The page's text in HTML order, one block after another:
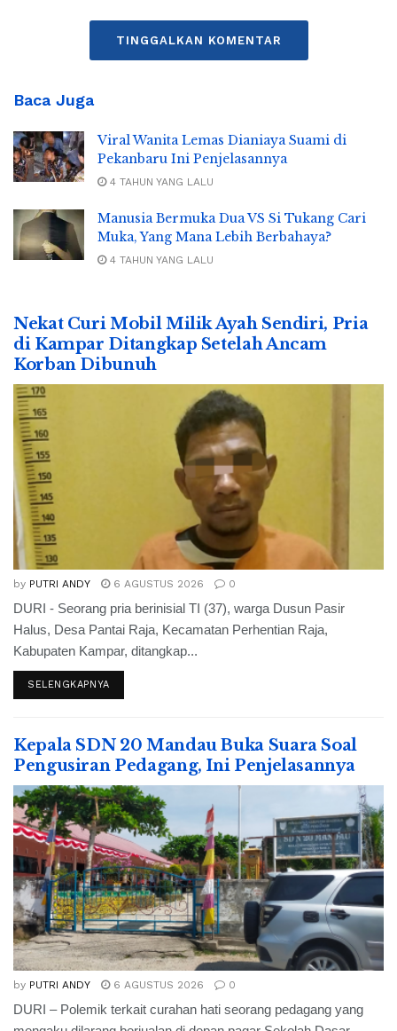
TINGGALKAN KOMENTAR
Baca Juga
Viral Wanita Lemas Dianiaya Suami di
Pekanbaru Ini Penjelasannya
4 TAHUN YANG LALU
Manusia Bermuka Dua VS Si Tukang Cari
Muka, Yang Mana Lebih Berbahaya?
4 TAHUN YANG LALU
Nekat Curi Mobil Milik Ayah Sendiri, Pria
di Kampar Ditangkap Setelah Ancam
Korban Dibunuh
by PUTRI ANDY 6 AGUSTUS 2026 0
DURI - Seorang pria berinisial TI (37), warga Dusun Pasir
Halus, Desa Pantai Raja, Kecamatan Perhentian Raja,
Kabupaten Kampar, ditangkap...
SELENGKAPNYA
Kepala SDN 20 Mandau Buka Suara Soal
Pengusiran Pedagang, Ini Penjelasannya
by PUTRI ANDY 6 AGUSTUS 2026 0
DURI – Polemik terkait curahan hati seorang pedagang yang